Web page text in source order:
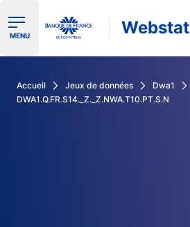
Ouvrir le menu de navigation
MENU Webstat
Accueil Jeux de données
Dwa1
DWA1.Q.FR.S14._Z._Z.NWA.T10.PT.S.N